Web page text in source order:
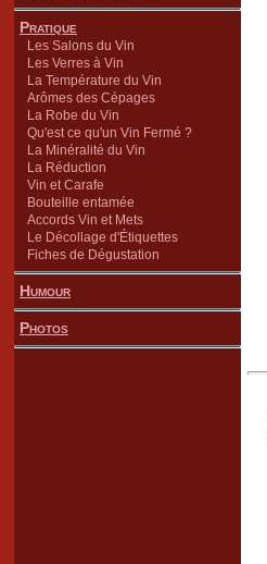
Pratique
Les Salons du Vin
Les Verres à Vin
La Température du Vin
Arômes des Cépages
La Robe du Vin
Qu'est ce qu'un Vin Fermé ?
La Minéralité du Vin
La Réduction
Vin et Carafe
Bouteille entamée
Accords Vin et Mets
Le Décollage d'Étiquettes
Fiches de Dégustation
Humour
Photos